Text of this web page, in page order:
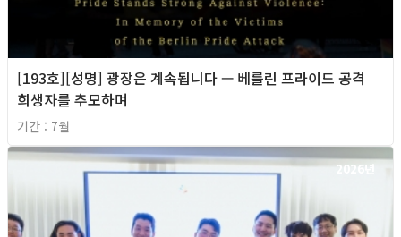
[193호][성명] 광장은 계속됩니다 — 베를린 프라이드 공격
희생자를 추모하며
기간 : 7월
2026년